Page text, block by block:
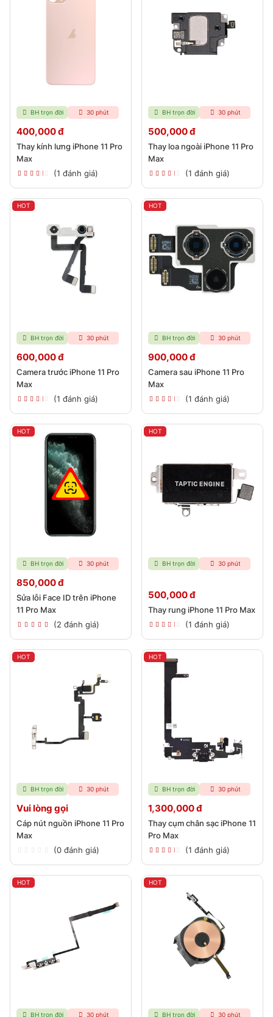
BH trọn đời 30 phút
400,000 đ
Thay kính lưng iPhone 11 Pro
Max
(1 đánh giá)
BH trọn đời 30 phút
500,000 đ
Thay loa ngoài iPhone 11 Pro
Max
(1 đánh giá)
HOT
BH trọn đời 30 phút
600,000 đ
Camera trước iPhone 11 Pro
Max
(1 đánh giá)
HOT
BH trọn đời 30 phút
900,000 đ
Camera sau iPhone 11 Pro
Max
(1 đánh giá)
HOT
BH trọn đời 30 phút
850,000 đ
Sửa lỗi Face ID trên iPhone
11 Pro Max
(2 đánh giá)
HOT
BH trọn đời 30 phút
500,000 đ
Thay rung iPhone 11 Pro Max
(1 đánh giá)
HOT
BH trọn đời 30 phút
Vui lòng gọi
Cáp nút nguồn iPhone 11 Pro
Max
(0 đánh giá)
HOT
BH trọn đời 30 phút
1,300,000 đ
Thay cụm chân sạc iPhone 11
Pro Max
(1 đánh giá)
HOT
BH trọn đời 30 phút
HOT
BH trọn đời 30 phút